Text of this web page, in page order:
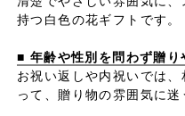
持つ白色の花ギフトです。
■ 年齢や性別を問わず贈り
お祝い返しや内祝いでは
って、贈り物の雰囲気に迷